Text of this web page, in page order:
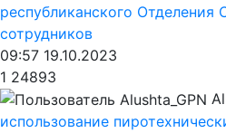
республиканского Отделения
сотрудников
09:57 19.10.2023
1 24893
использование